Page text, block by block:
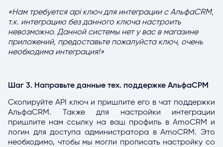
«Нам требуется api ключ для интеграции с АльфаCRM,
т.к. интеграцию без данного ключа настроить
невозможно. Данной системы нет у вас в магазине
приложений, предоставьте пожалуйста ключ, очень
необходима интеграция!»
Шаг 3. Направьте данные тех. поддержке АльфаСРМ
Скопируйте API ключ и пришлите его в чат поддержки
АльфаCRM. Также для настройки интеграции
пришлите нам ссылку на ваш профиль в AmoCRM и
логин для доступа администратора в AmoCRM. Это
необходимо, чтобы мы могли прописать настройку со